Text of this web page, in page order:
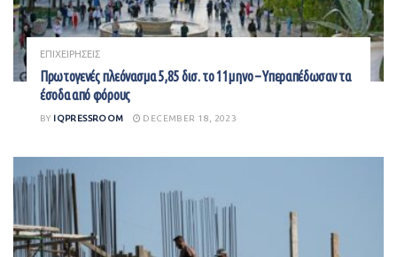
ΕΠΙΧΕΙΡΗΣΕΙΣ
Πρωτογενές πλεόνασμα 5,85 δισ. το 11μηνο – Υπεραπέδωσαν τα
έσοδα από φόρους
BY IQPRESSROOM DECEMBER 18, 2023